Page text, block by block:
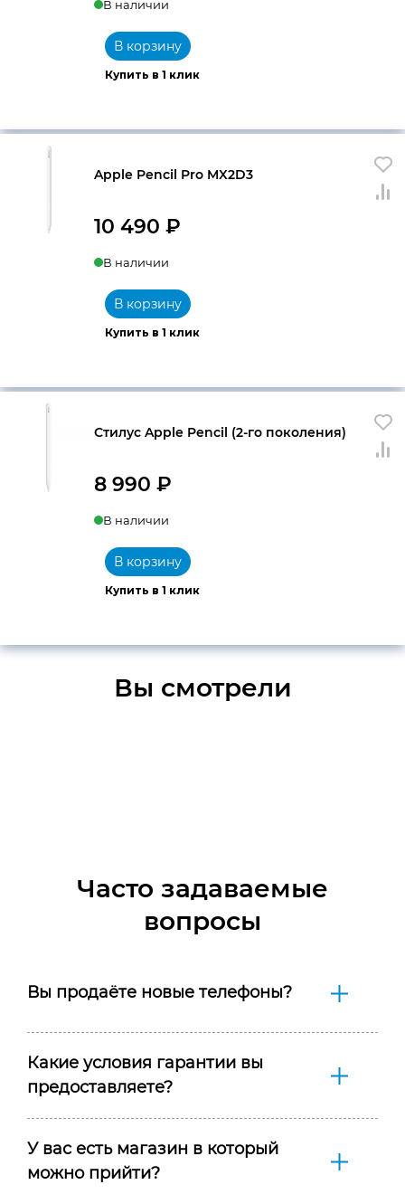
В наличии
Купить в 1 клик
В корзину
Apple Pencil Pro MX2D3
10 490 ₽
В наличии
Купить в 1 клик
В корзину
Стилус Apple Pencil (2-го поколения)
8 990 ₽
В наличии
Купить в 1 клик
В корзину
Вы смотрели
Часто задаваемые
вопросы
Вы продаёте новые телефоны?
Какие условия гарантии вы
предоставляете?
У вас есть магазин в который
можно прийти?